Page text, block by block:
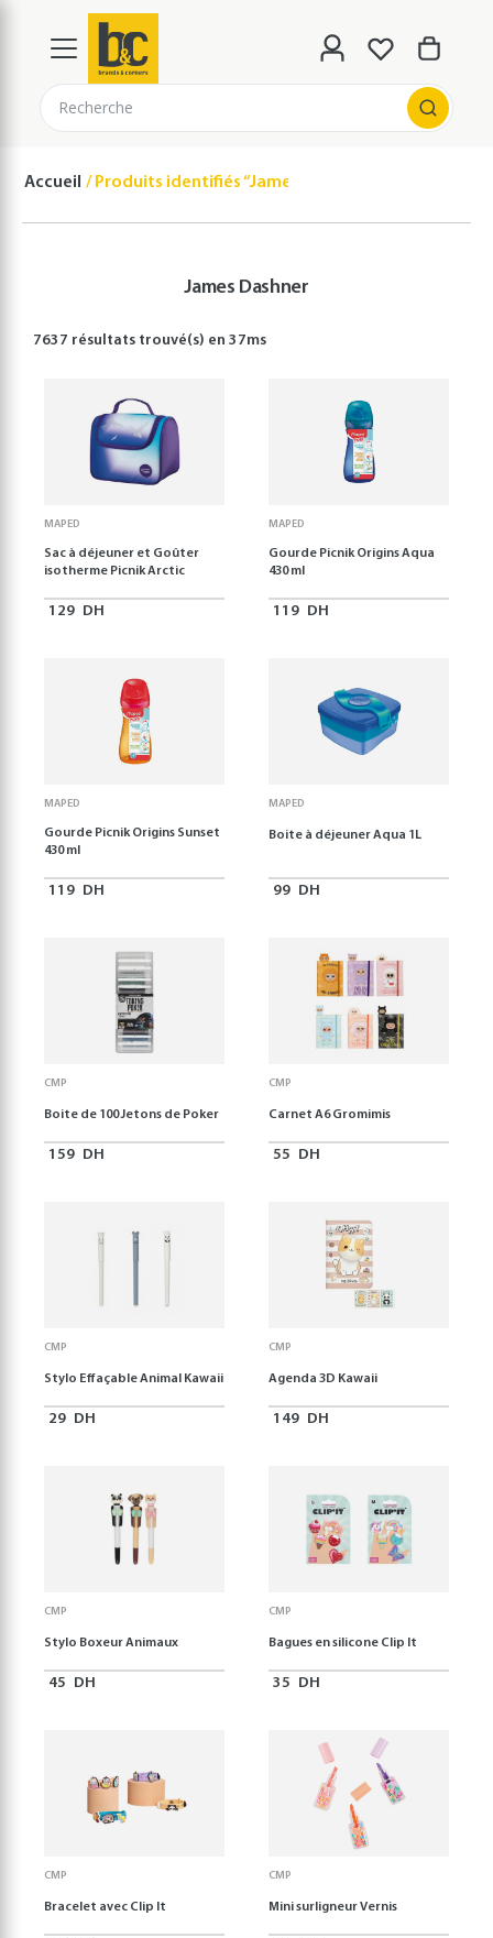
Recherche
Accueil Produits identifiés “James Dashner”
James Dashner
7637 résultats trouvé(s) en37ms
MAPED
Sac à déjeuner et Goûter
isotherme Picnik Arctic
129 DH
MAPED
Gourde Picnik Origins Aqua
430 ml
119 DH
MAPED
Gourde Picnik Origins Sunset
430 ml
119 DH
MAPED
Boite à déjeuner Aqua 1L
99 DH
CMP
Boite de 100 Jetons de Poker
159 DH
CMP
Carnet A6 Gromimis
55 DH
CMP
Stylo Effaçable Animal Kawaii
29 DH
CMP
Agenda 3D Kawaii
149 DH
CMP
Stylo Boxeur Animaux
45 DH
CMP
Bagues en silicone Clip It
35 DH
CMP
Bracelet avec Clip It
CMP
Mini surligneur Vernis